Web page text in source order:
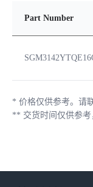
Part Number
* 价格仅供参考。请
** 交货时间仅供参考